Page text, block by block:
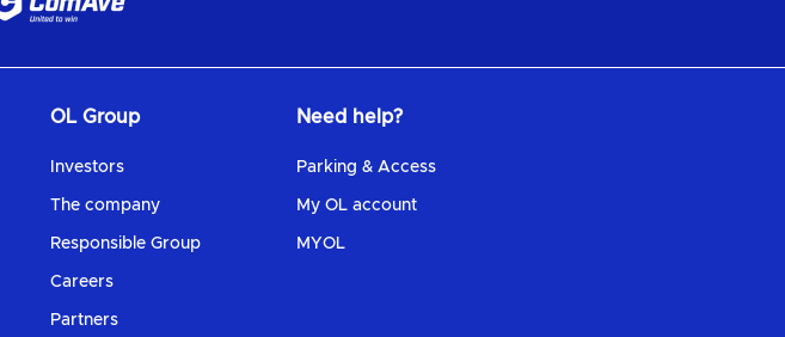
OL Group
Investors
The company
Responsible Group
Careers
Partners
Need help?
Parking & Access
My OL account
MYOL